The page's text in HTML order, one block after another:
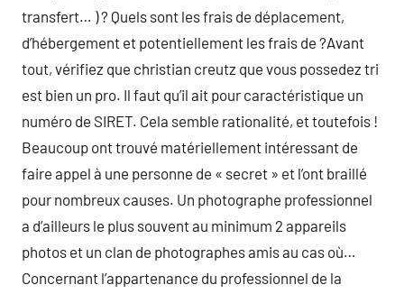
transfert… ) ? Quels sont les frais de déplacement,
d’hébergement et potentiellement les frais de ?Avant
tout, vérifiez que christian creutz que vous possedez tri
est bien un pro. Il faut qu’il ait pour caractéristique un
numéro de SIRET. Cela semble rationalité, et toutefois !
Beaucoup ont trouvé matériellement intéressant de
faire appel à une personne de « secret » et l’ont braillé
pour nombreux causes. Un photographe professionnel
a d’ailleurs le plus souvent au minimum 2 appareils
photos et un clan de photographes amis au cas où…
Concernant l’appartenance du professionnel de la